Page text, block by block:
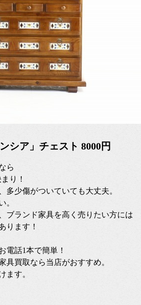
シア」チェスト 8000円
ら
り！
多少傷がついていても大丈夫。
。
ブランド家具を高く売りたい方には
ります！
電話1本で簡単！
具買取なら当店がおすすめ。
ます。